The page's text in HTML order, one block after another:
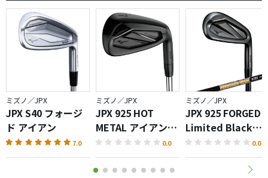
ミズノ／JPX
JPX S40 フォージ
ド アイアン
7.0
ミズノ／JPX
JPX 925 HOT
METAL アイアン
Limited Black
Edition
0.0
ミズノ／JPX
JPX 925 FORGED
Limited Black
Edition アイアン
0.0